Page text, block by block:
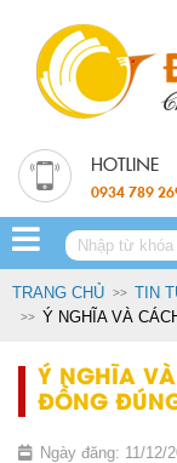
0934 789
TRANG CHỦ
TIN
Ý NGHĨA VÀ
Ý NGHĨA VÀ
ĐỒNG
Ngày đăng: 11/12/